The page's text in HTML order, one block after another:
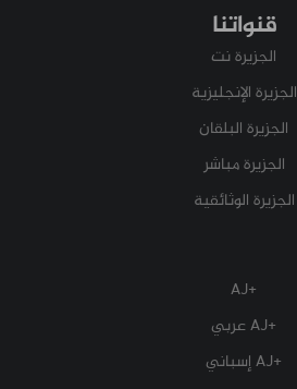
قنواتنا
الجزيرة نت
الجزيرة الإنجليزية
الجزيرة البلقان
الجزيرة مباشر
الجزيرة الوثائقية
+AJ
+AJ عربي
+AJ إسباني